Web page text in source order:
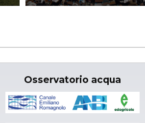
Osservatorio acqua